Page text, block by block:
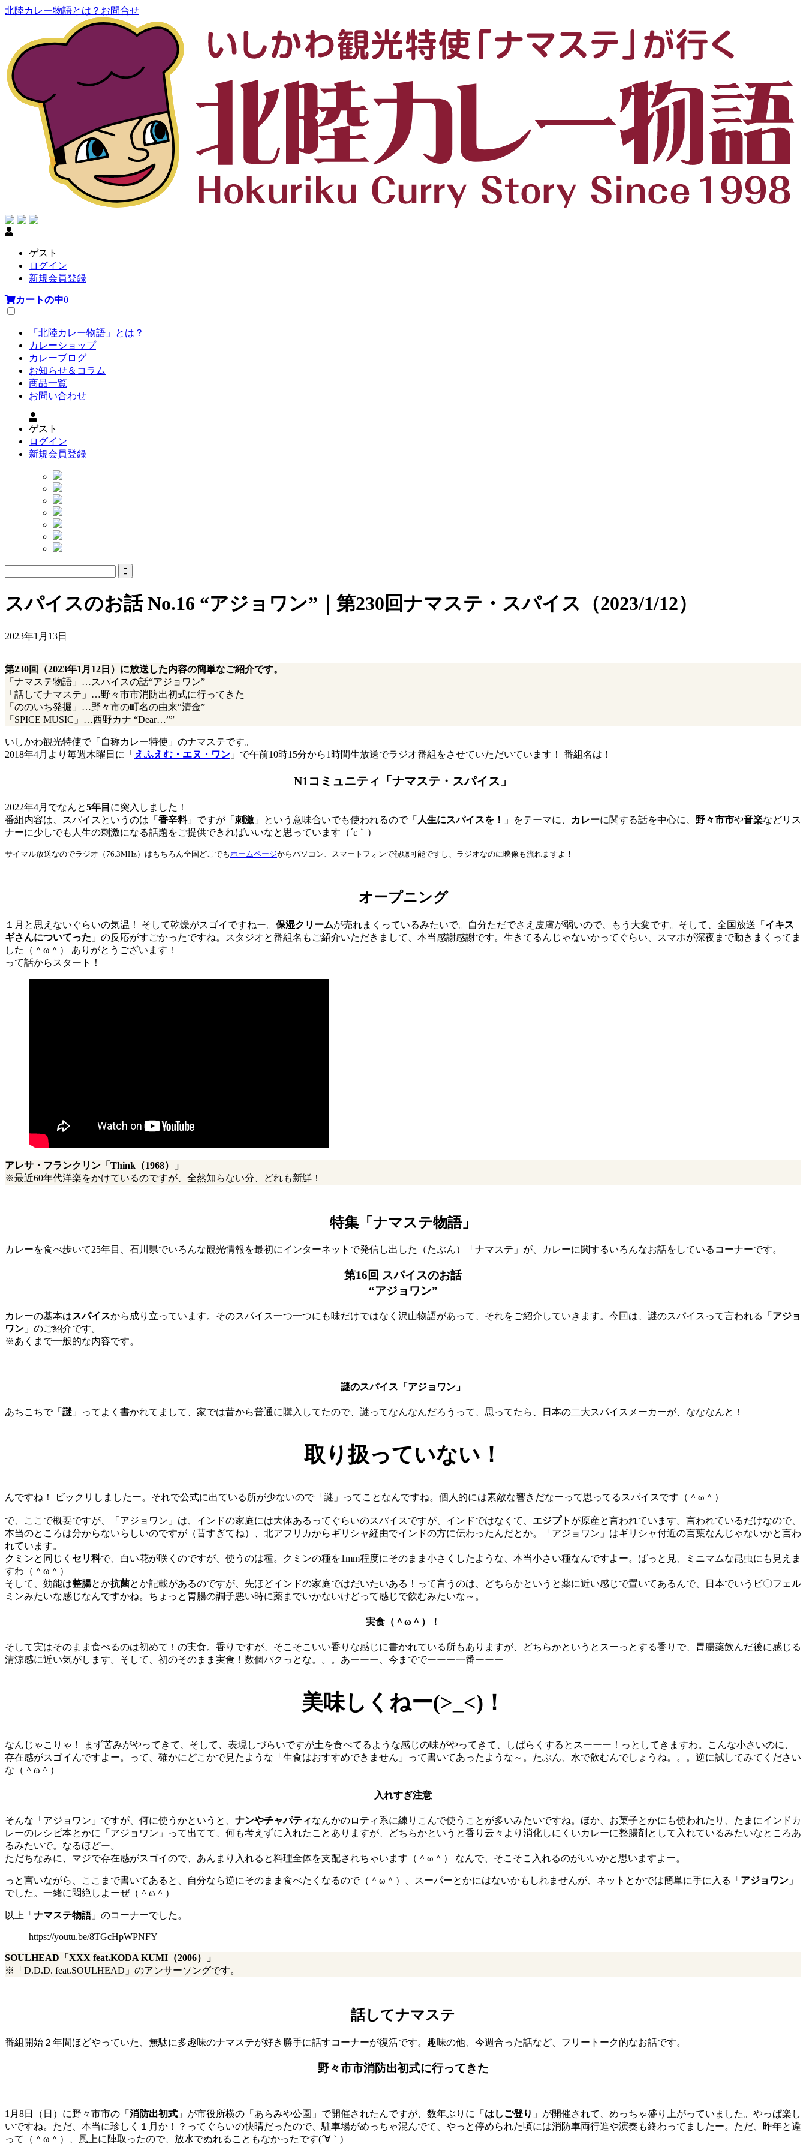
北陸カレー物語とは？ お問合せ
ゲスト
ログイン
新規会員登録
カートの中0
「北陸カレー物語」とは？
カレーショップ
カレーブログ
お知らせ＆コラム
商品一覧
お問い合わせ
ゲスト
ログイン
新規会員登録
スパイスのお話 No.16 “アジョワン”｜第230回ナマステ・スパイス（2023/1/12）
2023年1月13日
第230回（2023年1月12日）に放送した内容の簡単なご紹介です。
「ナマステ物語」…スパイスの話“アジョワン”
「話してナマステ」…野々市市消防出初式に行ってきた
「ののいち発掘」…野々市の町名の由来“清金”
「SPICE MUSIC」…西野カナ “Dear…””
いしかわ観光特使で「自称カレー特使」のナマステです。
2018年4月より毎週木曜日に「 えふえむ・エヌ・ワン 」で午前10時15分から1時間生放送でラジオ番組をさせていただいています！ 番組名は！
N1コミュニティ「ナマステ・スパイス」
2022年4月でなんと5年目 に突入しました！
番組内容は、スパイスというのは「 香辛料」ですが「 刺激 」という意味合いでも使われるので「 人生にスパイスを！ 」をテーマに、 カレーに関する話を中心に、 野々市市や音楽などリス
ナーに少しでも人生の刺激になる話題をご提供できればいいなと思っています（´ε｀）
サイマル放送なのでラジオ（76.3MHz）はもちろん全国どこでも ホームページからパソコン、スマートフォンで視聴可能ですし、ラジオなのに映像も流れますよ！
オープニング
１月と思えないぐらいの気温！ そして乾燥がスゴイですねー。 保湿クリームが売れまくっているみたいで。自分ただでさえ皮膚が弱いので、もう大変です。そして、全国放送「 イキス
ギさんについてった 」の反応がすごかったですね。スタジオと番組名もご紹介いただきまして、本当感謝感謝です。生きてるんじゃないかってぐらい、スマホが深夜まで動きまくってま
した（＾ω＾） ありがとうございます！
って話からスタート！
アレサ・フランクリン「Think（1968）」
※最近60年代洋楽をかけているのですが、全然知らない分、どれも新鮮！
特集「ナマステ物語」
カレーを食べ歩いて25年目、石川県でいろんな観光情報を最初にインターネットで発信し出した（たぶん）「ナマステ」が、カレーに関するいろんなお話をしているコーナーです。
第16回 スパイスのお話
“アジョワン”
カレーの基本はスパイスから成り立っています。そのスパイス一つ一つにも味だけではなく沢山物語があって、それをご紹介していきます。今回は、謎のスパイスって言われる「 アジョ
ワン 」のご紹介です。
※あくまで一般的な内容です。
謎のスパイス 「アジョワン」
あちこちで「 謎 」ってよく書かれてまして、家では昔から普通に購入してたので、謎ってなんなんだろうって、思ってたら、日本の二大スパイスメーカーが、なななんと！
取り扱っていない！
んですね！ ビックリしましたー。それで公式に出ている所が少ないので「謎」ってことなんですね。個人的には素敵な響きだなーって思ってるスパイスです（＾ω＾）
で、ここで概要ですが、「アジョワン」は、インドの家庭には大体あるってぐらいのスパイスですが、インドではなくて、 エジプト が原産と言われています。言われているだけなので、
本当のところは分からないらしいのですが（昔すぎてね）、北アフリカからギリシャ経由でインドの方に伝わったんだとか。「アジョワン」はギリシャ付近の言葉なんじゃないかと言わ
れています。
クミンと同じく セリ科で、白い花が咲くのですが、使うのは種。クミンの種を1mm程度にそのまま小さくしたような、本当小さい種なんですよー。ぱっと見、ミニマムな昆虫にも見えま
すわ（＾ω＾）
そして、効能は整腸とか抗菌とか記載があるのですが、先ほどインドの家庭ではだいたいある！って言うのは、どちらかというと薬に近い感じで置いてあるんで、日本でいうビ〇フェル
ミンみたいな感じなんですかね。ちょっと胃腸の調子悪い時に薬までいかないけどって感じで飲むみたいな～。
実食（＾ω＾）！
そして実はそのまま食べるのは初めて！の実食。香りですが、そこそこいい香りな感じに書かれている所もありますが、どちらかというとスーっとする香りで、胃腸薬飲んだ後に感じる
清涼感に近い気がします。そして、初のそのまま実食！数個パクっとな。。。あーーー、今まででーーー一番ーーー
美味しくねー(>_<)！
なんじゃこりゃ！ まず苦みがやってきて、そして、表現しづらいですが土を食べてるような感じの味がやってきて、しばらくするとスーーー！っとしてきますわ。こんな小さいのに、
存在感がスゴイんですよー。って、確かにどこかで見たような「生食はおすすめできません」って書いてあったような～。たぶん、水で飲むんでしょうね。。。逆に試してみてください
な（＾ω＾）
入れすぎ注意
そんな「アジョワン」ですが、何に使うかというと、 ナンやチャパティなんかのロティ系に練りこんで使うことが多いみたいですね。ほか、お菓子とかにも使われたり、たまにインドカ
レーのレシピ本とかに「アジョワン」って出てて、何も考えずに入れたことありますが、どちらかというと香り云々より消化しにくいカレーに整腸剤として入れているみたいなところあ
るみたいで。なるほどー。
ただちなみに、マジで存在感がスゴイので、あんまり入れると料理全体を支配されちゃいます（＾ω＾） なんで、そこそこ入れるのがいいかと思いますよー。
っと言いながら、ここまで書いてあると、自分なら逆にそのまま食べたくなるので（＾ω＾）、スーパーとかにはないかもしれませんが、ネットとかでは簡単に手に入る「 アジョワン 」
でした。一緒に悶絶しよーぜ（＾ω＾）
以上「 ナマステ物語」のコーナーでした。
https://youtu.be/8TGcHpWPNFY
SOULHEAD「XXX feat.KODA KUMI（2006）」
※「D.D.D. feat.SOULHEAD」のアンサーソングです。
話してナマステ
番組開始２年間ほどやっていた、無駄に多趣味のナマステが好き勝手に話すコーナーが復活です。趣味の他、今週合った話など、フリートーク的なお話です。
野々市市消防出初式に行ってきた
1月8日（日）に野々市市の「 消防出初式 」が市役所横の「あらみや公園」で開催されたんですが、数年ぶりに「 はしご登り 」が開催されて、めっちゃ盛り上がっていました。やっぱ楽し
いですね。ただ、本当に珍しく１月か！？ってぐらいの快晴だったので、駐車場がめっちゃ混んでて、やっと停められた頃には消防車両行進や演奏も終わってましたー。ただ、昨年と違
って（＾ω＾）、風上に陣取ったので、放水でぬれることもなかったです(´∀｀)